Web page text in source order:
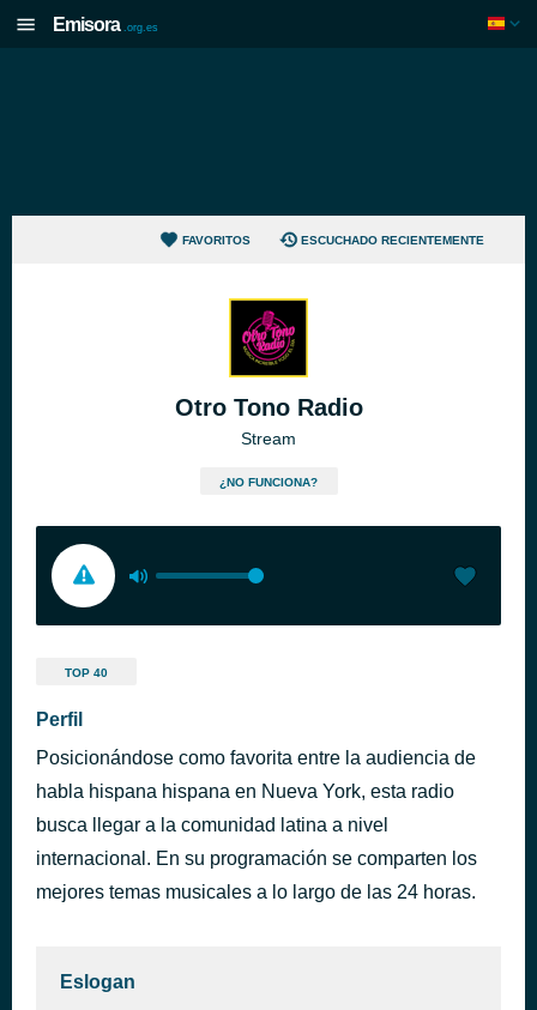
Emisora .org.es
FAVORITOS ESCUCHADO RECIENTEMENTE
Otro Tono Radio
Stream
¿NO FUNCIONA?
TOP 40
Perfil
Posicionándose como favorita entre la audiencia de
habla hispana hispana en Nueva York, esta radio
busca llegar a la comunidad latina a nivel
internacional. En su programación se comparten los
mejores temas musicales a lo largo de las 24 horas.
Eslogan